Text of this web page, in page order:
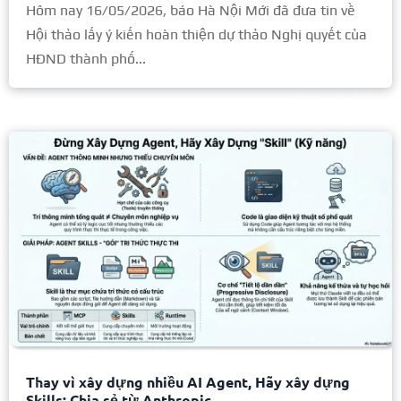
Hôm nay 16/05/2026, báo Hà Nội Mới đã đưa tin về
Hội thảo lấy ý kiến hoàn thiện dự thảo Nghị quyết của
HĐND thành phố...
Thay vì xây dựng nhiều AI Agent, Hãy xây dựng